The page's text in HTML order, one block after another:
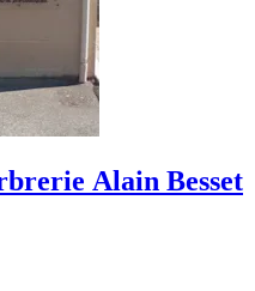
Alain Besset